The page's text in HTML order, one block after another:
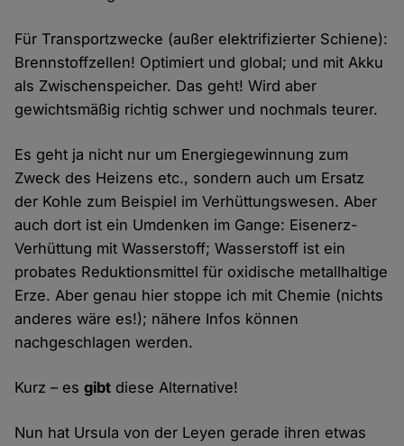
Für Transportzwecke (außer elektrifizierter Schiene):
Brennstoffzellen! Optimiert und global; und mit Akku
als Zwischenspeicher. Das geht! Wird aber
gewichtsmäßig richtig schwer und nochmals teurer.
Es geht ja nicht nur um Energiegewinnung zum
Zweck des Heizens etc., sondern auch um Ersatz
der Kohle zum Beispiel im Verhüttungswesen. Aber
auch dort ist ein Umdenken im Gange: Eisenerz-
Verhüttung mit Wasserstoff; Wasserstoff ist ein
probates Reduktionsmittel für oxidische metallhaltige
Erze. Aber genau hier stoppe ich mit Chemie (nichts
anderes wäre es!); nähere Infos können
nachgeschlagen werden.
Kurz – esgibt diese Alternative!
Nun hat Ursula von der Leyen gerade ihren etwas